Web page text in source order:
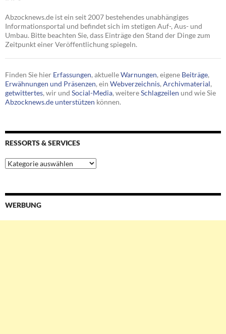
Abzocknews.de ist ein seit 2007 bestehendes unabhängiges
Informationsportal und befindet sich im stetigen Auf-, Aus- und
Umbau. Bitte beachten Sie, dass Einträge den Stand der Dinge zum
Zeitpunkt einer Veröffentlichung spiegeln.
Finden Sie hier Erfassungen, aktuelleWarnungen, eigene Beiträge,
Erwähnungen und Präsenzen, ein Webverzeichnis, Archivmaterial,
getwittertes, wir und Social-Media, weitereSchlagzeilen und wie Sie
Abzocknews.de unterstützen können.
RESSORTS & SERVICES
Ressorts
&
WERBUNG